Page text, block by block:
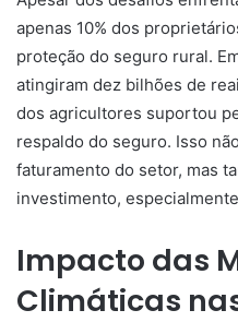
apenas 10% dos
proteção do seguro rural.
atingiram dez bilhões de
dos agricultores suportou
respaldo do seguro. Isso
faturamento do setor, mas
investimento,
Impacto das
Climáticas